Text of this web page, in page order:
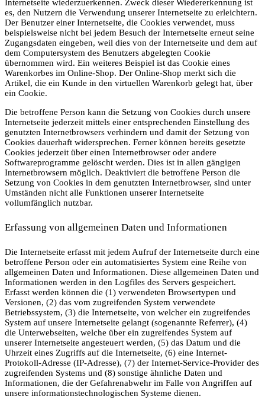
Internetseite wiederzuerkennen. Zweck dieser Wiedererkennung ist
es, den Nutzern die Verwendung unserer Internetseite zu erleichtern.
Der Benutzer einer Internetseite, die Cookies verwendet, muss
beispielsweise nicht bei jedem Besuch der Internetseite erneut seine
Zugangsdaten eingeben, weil dies von der Internetseite und dem auf
dem Computersystem des Benutzers abgelegten Cookie
übernommen wird. Ein weiteres Beispiel ist das Cookie eines
Warenkorbes im Online-Shop. Der Online-Shop merkt sich die
Artikel, die ein Kunde in den virtuellen Warenkorb gelegt hat, über
ein Cookie.
Die betroffene Person kann die Setzung von Cookies durch unsere
Internetseite jederzeit mittels einer entsprechenden Einstellung des
genutzten Internetbrowsers verhindern und damit der Setzung von
Cookies dauerhaft widersprechen. Ferner können bereits gesetzte
Cookies jederzeit über einen Internetbrowser oder andere
Softwareprogramme gelöscht werden. Dies ist in allen gängigen
Internetbrowsern möglich. Deaktiviert die betroffene Person die
Setzung von Cookies in dem genutzten Internetbrowser, sind unter
Umständen nicht alle Funktionen unserer Internetseite
vollumfänglich nutzbar.
Erfassung von allgemeinen Daten und Informationen
Die Internetseite erfasst mit jedem Aufruf der Internetseite durch eine
betroffene Person oder ein automatisiertes System eine Reihe von
allgemeinen Daten und Informationen. Diese allgemeinen Daten und
Informationen werden in den Logfiles des Servers gespeichert.
Erfasst werden können die (1) verwendeten Browsertypen und
Versionen, (2) das vom zugreifenden System verwendete
Betriebssystem, (3) die Internetseite, von welcher ein zugreifendes
System auf unsere Internetseite gelangt (sogenannte Referrer), (4)
die Unterwebseiten, welche über ein zugreifendes System auf
unserer Internetseite angesteuert werden, (5) das Datum und die
Uhrzeit eines Zugriffs auf die Internetseite, (6) eine Internet-
Protokoll-Adresse (IP-Adresse), (7) der Internet-Service-Provider des
zugreifenden Systems und (8) sonstige ähnliche Daten und
Informationen, die der Gefahrenabwehr im Falle von Angriffen auf
unsere informationstechnologischen Systeme dienen.